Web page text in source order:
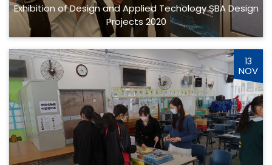
Exhibition of Design and Applied Techology SBA Design
Projects 2020
13
NOV